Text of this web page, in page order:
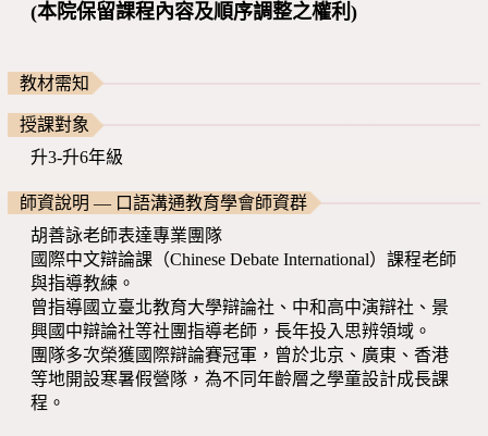
(本院保留課程內容及順序調整之權利)
教材需知
授課對象
升3-升6年級
師資說明 — 口語溝通教育學會師資群
胡善詠老師表達專業團隊
國際中文辯論課（Chinese Debate International）課程老師
與指導教練。
曾指導國立臺北教育大學辯論社、中和高中演辯社、景
興國中辯論社等社團指導老師，長年投入思辨領域。
團隊多次榮獲國際辯論賽冠軍，曾於北京、廣東、香港
等地開設寒暑假營隊，為不同年齡層之學童設計成長課
程。